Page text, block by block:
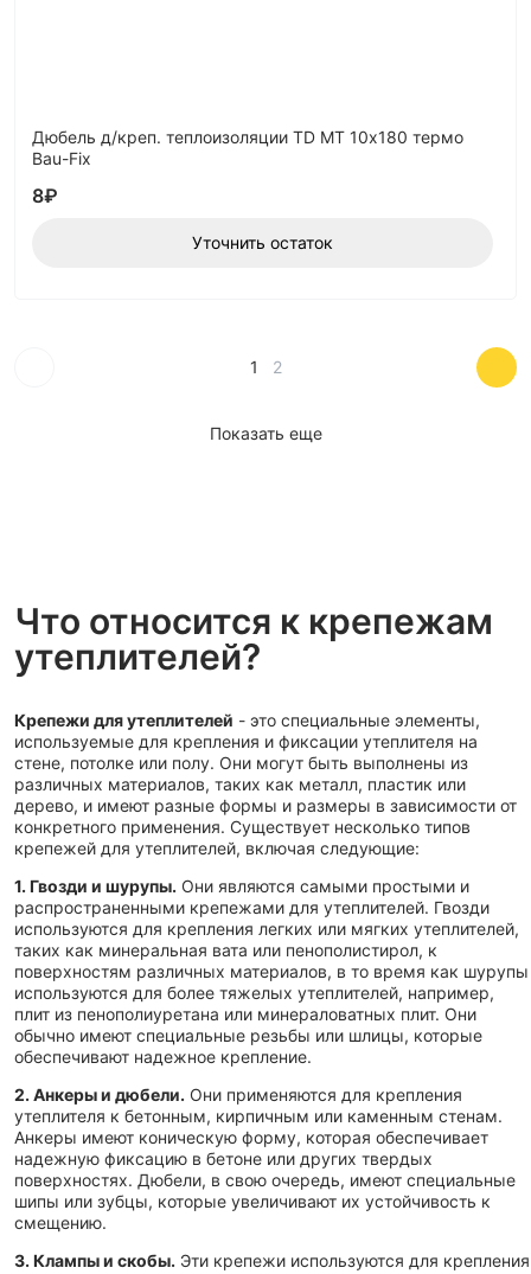
Дюбель д/креп. теплоизоляции TD MT 10х180 термо
Bau-Fix
8₽
Уточнить остаток
1 2
Показать еще
Что относится к крепежам
утеплителей?
Крепежи для утеплителей - это специальные элементы,
используемые для крепления и фиксации утеплителя на
стене, потолке или полу. Они могут быть выполнены из
различных материалов, таких как металл, пластик или
дерево, и имеют разные формы и размеры в зависимости от
конкретного применения. Существует несколько типов
крепежей для утеплителей, включая следующие:
1. Гвозди и шурупы. Они являются самыми простыми и
распространенными крепежами для утеплителей. Гвозди
используются для крепления легких или мягких утеплителей,
таких как минеральная вата или пенополистирол, к
поверхностям различных материалов, в то время как шурупы
используются для более тяжелых утеплителей, например,
плит из пенополиуретана или минераловатных плит. Они
обычно имеют специальные резьбы или шлицы, которые
обеспечивают надежное крепление.
2. Анкеры и дюбели. Они применяются для крепления
утеплителя к бетонным, кирпичным или каменным стенам.
Анкеры имеют коническую форму, которая обеспечивает
надежную фиксацию в бетоне или других твердых
поверхностях. Дюбели, в свою очередь, имеют специальные
шипы или зубцы, которые увеличивают их устойчивость к
смещению.
3. Клампы и скобы. Эти крепежи используются для крепления